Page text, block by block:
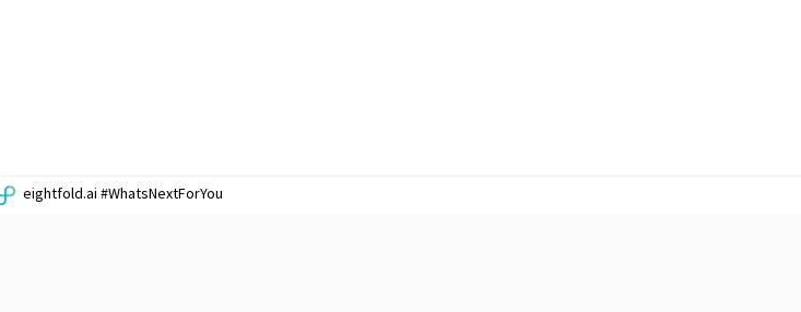
eightfold.ai #WhatsNextForYou